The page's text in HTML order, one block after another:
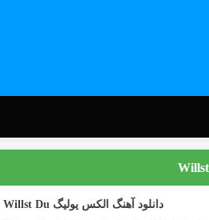
دانلود آهنگ الکس یولیگ Willst Du